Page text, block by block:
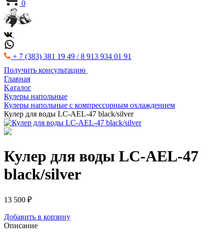
0
+ 7 (383) 381 19 49 / 8 913 934 01 91
Получить консультацию
Главная
Kаталог
Кулеры напольные
Кулеры напольные с компрессорным охлаждением
Кулер для воды LC-AEL-47 black/silver
Кулер для воды LC-AEL-47
black/silver
13 500 ₽
Добавить в корзину
Описание